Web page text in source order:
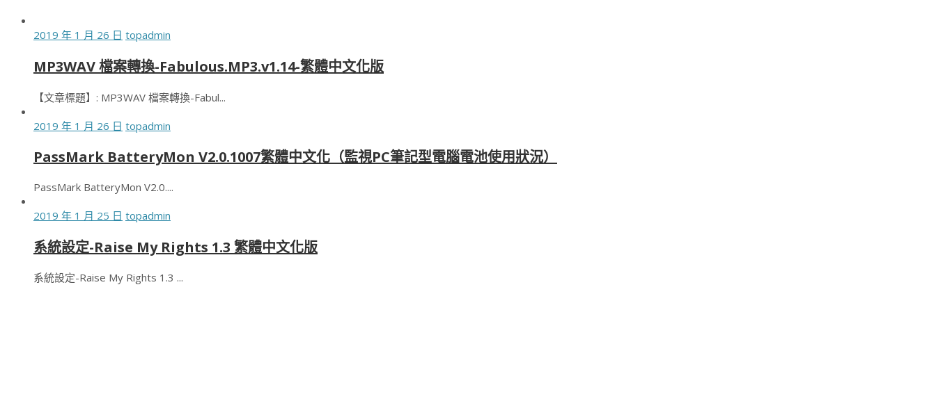
2019 年 1 月 26 日 topadmin
MP3WAV 檔案轉換-Fabulous.MP3.v1.14-繁體中文化版
【文章標題】: MP3WAV 檔案轉換-Fabul...
2019 年 1 月 26 日 topadmin
PassMark BatteryMon V2.0.1007繁體中文化（監視PC筆記型電腦電池使用狀況）
PassMark BatteryMon V2.0....
2019 年 1 月 25 日 topadmin
系統設定-Raise My Rights 1.3 繁體中文化版
系統設定-Raise My Rights 1.3 ...